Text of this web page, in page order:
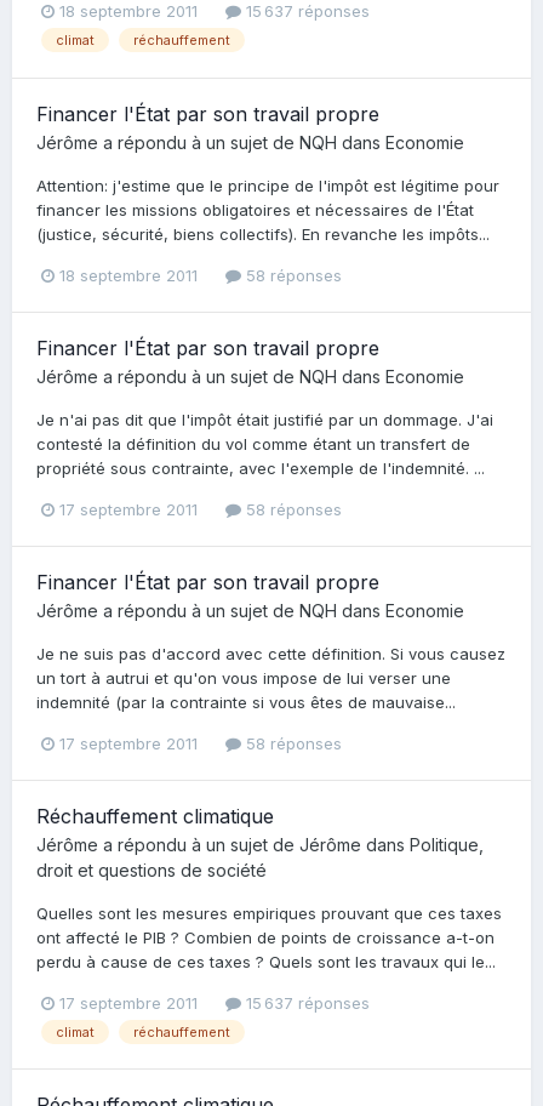
18 septembre 2011 15 637 réponses
climat réchauffement
Financer l'État par son travail propre
Jérôme a répondu à un sujet de NQH dans Economie
Attention: j'estime que le principe de l'impôt est légitime pour
financer les missions obligatoires et nécessaires de l'État
(justice, sécurité, biens collectifs). En revanche les impôts...
18 septembre 2011 58 réponses
Financer l'État par son travail propre
Jérôme a répondu à un sujet de NQH dans Economie
Je n'ai pas dit que l'impôt était justifié par un dommage. J'ai
contesté la définition du vol comme étant un transfert de
propriété sous contrainte, avec l'exemple de l'indemnité. ...
17 septembre 2011 58 réponses
Financer l'État par son travail propre
Jérôme a répondu à un sujet de NQH dans Economie
Je ne suis pas d'accord avec cette définition. Si vous causez
un tort à autrui et qu'on vous impose de lui verser une
indemnité (par la contrainte si vous êtes de mauvaise...
17 septembre 2011 58 réponses
Réchauffement climatique
Jérôme a répondu à un sujet de Jérôme dans Politique,
droit et questions de société
Quelles sont les mesures empiriques prouvant que ces taxes
ont affecté le PIB ? Combien de points de croissance a-t-on
perdu à cause de ces taxes ? Quels sont les travaux qui le...
17 septembre 2011 15 637 réponses
climat réchauffement